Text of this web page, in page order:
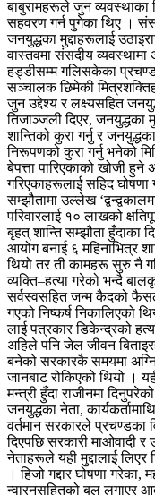
बाबुरामहरूले जुन व्यवस्थाका
सहवरण गर्न पुगेका थिए ।
जनयुद्धका मुद्दाहरूलाई
वास्तवमा संसदीय व्यवस्थामा
हड्डीसम्म गलिसकेका
सञ्चालक छिमेकी
जुन उद्देश्य र लक्ष्यसहित
तिजाञ्जली दिएर,
शान्तिको कुरा गर्नु र
निरूपणको कुरा गर्नु भनेको
बेपत्ता पारिएकाको खोजी हुने
गरिएकाहरूलाई सहिद घोषणा
सम्झौतामा उल्लेख
परिवारलाई १० लाखको
बृहत् शान्ति सम्झौता हुँदाका
आयोग बनाई ६ महिनाभित्र
थियो तर ती कामहरू सुरु नै
व्यक्ति–हत्या गरेको भन्दै
सर्वस्वसहित जन्म कैदको
गएको निष्कर्ष निकालिएको
लाई पत्रकार डिकेन्द्रको
अहिले पनि जेल जीवन
बनेको सरकारकै समयमा अग्नि
जानबाट रोकिएको थियो ।
मन्त्री हुँदा राजीनमा
जनयुद्धका नेता,
वर्तमान सरकारले प्रचण्डका
दिएपछि सरकारी माओवादी
नेताहरूले यही मुद्दालाई
। हिजो गद्दार घोषणा
न्वारनसहितको बल लगाएर